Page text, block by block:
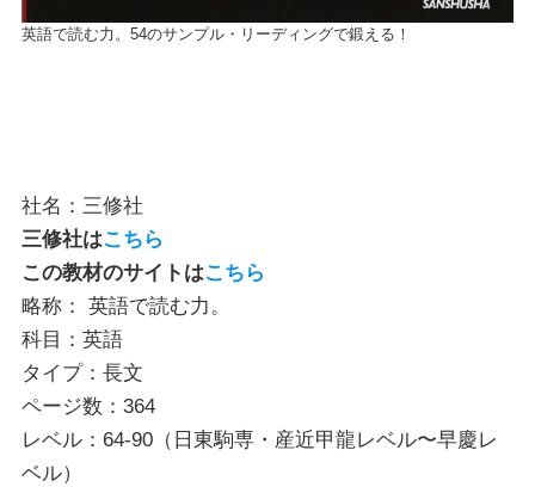
英語で読む力。54のサンプル・リーディングで鍛える！
社名：三修社
三修社はこちら
この教材のサイトはこちら
略称： 英語で読む力。
科目：英語
タイプ：長文
ページ数：364
レベル：64-90（日東駒専・産近甲龍レベル〜早慶レ
ベル）